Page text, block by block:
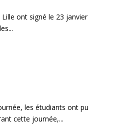
ont signé le 23 janvier
les étudiants ont pu
cette journée,...